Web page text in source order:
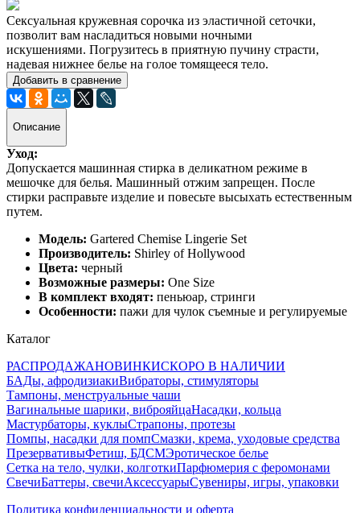
Сексуальная кружевная сорочка из эластичной сеточки,
позволит вам насладиться новыми ночными
искушениями. Погрузитесь в приятную пучину страсти,
надевая нижнее белье на голое томящееся тело.
Добавить в сравнение
Описание
Уход:
Допускается машинная стирка в деликатном режиме в
мешочке для белья. Машинный отжим запрещен. После
стирки расправьте изделие и повесьте высыхать естественным
путем.
Модель: Gartered Chemise Lingerie Set
Производитель: Shirley of Hollywood
Цвета: черный
Возможные размеры: One Size
В комплект входят: пеньюар, стринги
Особенности: пажи для чулок съемные и регулируемые
Каталог
РАСПРОДАЖАНОВИНКИСКОРО В НАЛИЧИИ
БАДы, афродизиакиВибраторы, стимуляторы
Тампоны, менструальные чаши
Вагинальные шарики, виброяйцаНасадки, кольца
Мастурбаторы, куклыСтрапоны, протезы
Помпы, насадки для помпСмазки, крема, уходовые средства
ПрезервативыФетиш, БДСМЭротическое белье
Сетка на тело, чулки, колготкиПарфюмерия с феромонами
СвечиБаттеры, свечиАксессуарыСувениры, игры, упаковки
Политика конфиденциальности и оферта